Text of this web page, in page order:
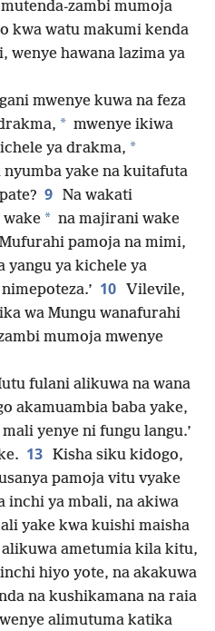
zambi mumoja
kwa watu makumi kenda
wenye hawana lazima ya
mwenye kuwa na feza
* mwenye ikiwa
ya drakma, *
nyumba yake na kuitafuta
9 Na wakati
* na majirani wake
pamoja na mimi,
yangu ya kichele ya
10
Vilevile,
wa Mungu wanafurahi
mumoja mwenye
fulani alikuwa na wana
akamuambia baba yake,
yenye ni fungu langu.’
13 Kisha siku kidogo,
pamoja vitu vyake
inchi ya mbali, na akiwa
yake kwa kuishi maisha
alikuwa ametumia kila kitu,
hiyo yote, na akakuwa
na kushikamana na raia
alimutuma katika